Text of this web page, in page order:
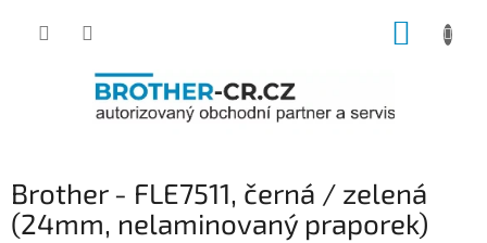
Brother - FLE7511, černá / zelená
(24mm, nelaminovaný praporek)